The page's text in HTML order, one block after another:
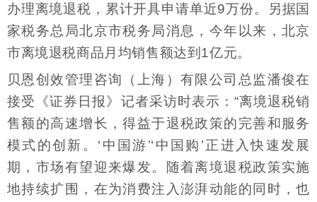
办理离境退税，累计开具申请单近9万份。另据国
家税务总局北京市税务局消息，今年以来，北京
市离境退税商品月均销售额达到1亿元。
贝恩创效管理咨询（上海）有限公司总监潘俊在
接受《证券日报》记者采访时表示：“离境退税销
售额的高速增长，得益于退税政策的完善和服务
模式的创新。‘中国游’‘中国购’正进入快速发展
期，市场有望迎来爆发。随着离境退税政策实施
地持续扩围，在为消费注入澎湃动能的同时，也